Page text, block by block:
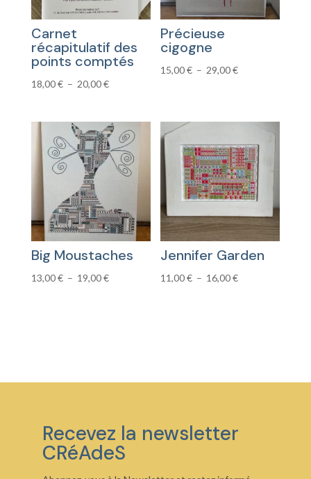
Carnet
récapitulatif des
points comptés
18,00€ – 20,00€Plage
prix :
18,00 €
à
20,00 €
Précieuse
cigogne
15,00€ – 29,00€Plage
15,00 €
29,00 €
Big Moustaches
13,00€ – 19,00€Plage
Jennifer Garden
11,00€ – 16,00€Plage
Recevez la newsletter
CRéAdeS